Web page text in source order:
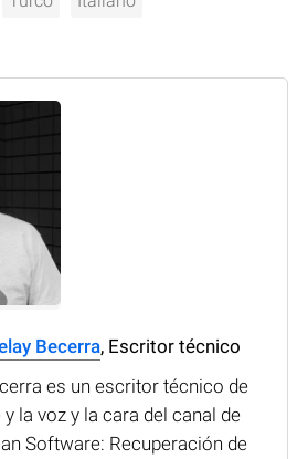
Becerra, Escritor técnico
es un escritor técnico de
la voz y la cara del canal de
Software: Recuperación de